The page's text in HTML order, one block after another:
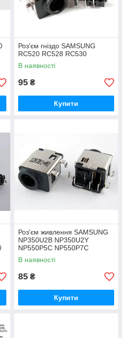
Роз'єм гніздо SAMSUNG
RC520 RC528 RC530
В наявності
95 ₴
Купити
Роз'єм живлення SAMSUNG
NP350U2B NP350U2Y
NP550P5C NP550P7C
В наявності
85 ₴
Купити